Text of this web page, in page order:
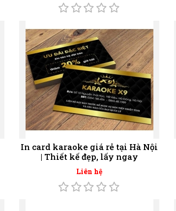
In card karaoke giá rẻ tại Hà Nội
| Thiết kế đẹp, lấy ngay
Liên hệ